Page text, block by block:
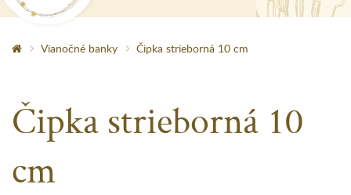
Vianočné banky Čipka strieborná 10 cm
Čipka strieborná 10
cm